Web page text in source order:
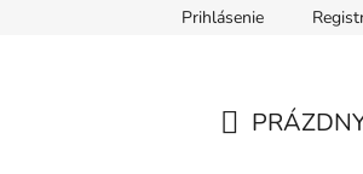
Formulár na odstúpenie od zmluvy
Prihlásenie